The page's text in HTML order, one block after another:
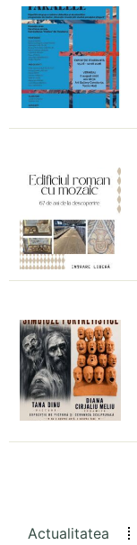
Actualitatea